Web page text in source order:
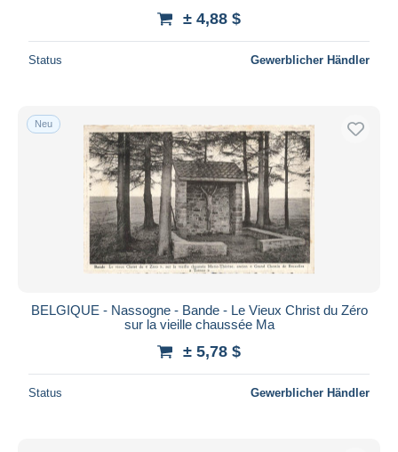
± 4,88 $
Status Gewerblicher Händler
Neu
BELGIQUE - Nassogne - Bande - Le Vieux Christ du Zéro
sur la vieille chaussée Ma
± 5,78 $
Status Gewerblicher Händler